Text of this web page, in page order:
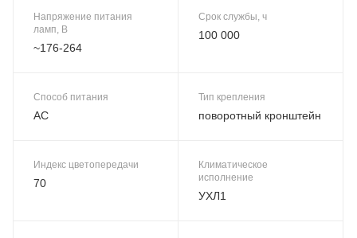
Напряжение питания
ламп, В
~176-264
Срок службы, ч
100 000
Способ питания
AC
Тип крепления
поворотный кронштейн
Индекс цветопередачи
70
Климатическое
исполнение
УХЛ1